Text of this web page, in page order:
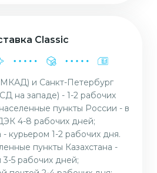
Classic
и Санкт-Петербург
на западе) - 1-2 рабочих
пункты России - в
4-8 рабочих дней;
курьером 1-2 рабочих дня.
пункты Казахстана -
3-5 рабочих дней;